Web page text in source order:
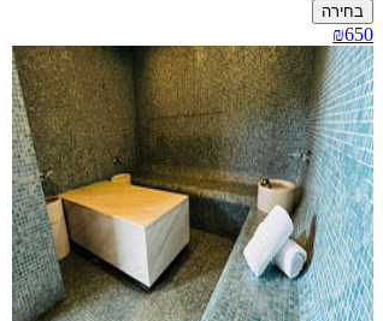
בחירה
₪650